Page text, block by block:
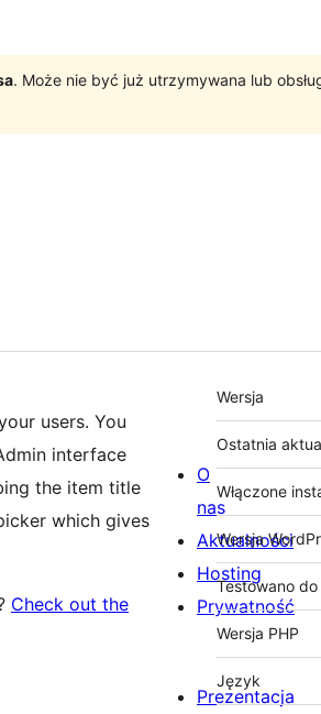
. Może nie być już utrzymywana lub
users. You
interface
the item title
which gives
Check out the
Meta
Wersja
Ostatnia
Włączone
Wersja
Testowano do
Wersja PHP
Język
O
nas
Aktualności
Hosting
Prywatność
Prezentacja